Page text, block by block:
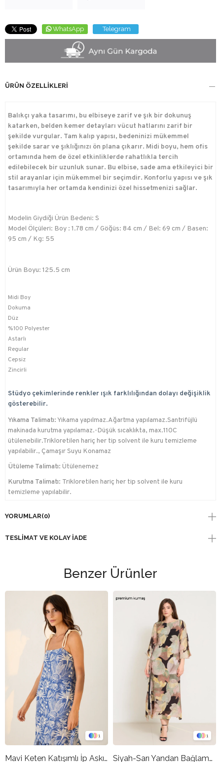
WhatsApp Telegram
ÜRÜN ÖZELLIKLERI
Balıkçı yaka tasarımı, bu elbiseye zarif ve şık bir dokunuş
katarken, belden kemer detayları vücut hatlarını zarif bir
şekilde vurgular. Tam kalıp yapısı, bedeninizi mükemmel
şekilde sarar ve şıklığınızı ön plana çıkarır. Midi boyu, hem ofis
ortamında hem de özel etkinliklerde rahatlıkla tercih
edilebilecek bir uzunluk sunar. Bu elbise, sade ama etkileyici bir
stil arayanlar için mükemmel bir seçimdir. Konforlu yapısı ve şık
tasarımıyla her ortamda kendinizi özel hissetmenizi sağlar.
Modelin Giydiği Ürün Bedeni: S
Model Ölçüleri: Boy : 1.78 cm / Göğüs: 84 cm / Bel: 69 cm / Basen:
95 cm / Kg: 55
Ürün Boyu: 125.5 cm
Midi Boy
Dokuma
Düz
%100 Polyester
Astarlı
Regular
Cepsiz
Zincirli
Stüdyo çekimlerinde renkler ışık farklılığından dolayı değişiklik
gösterebilir.
Yıkama Talimatı:Yıkama yapılmaz.Ağartma yapılamaz.Santrifüjlü
makinada kurutma yapılamaz.-Düşük sıcaklıkta, max.110C
ütülenebilir.Trikloretilen hariç her tip solvent ile kuru temizleme
yapılabilir., Çamaşır Suyu Konamaz
Ütüleme Talimatı: Ütülenemez
Kurutma Talimatı: Trikloretilen hariç her tip solvent ile kuru
temizleme yapılabilir.
YORUMLAR(0)
TESLIMAT VE KOLAY İADE
Benzer Ürünler
1
Mavi Keten Katışımlı İp Askılı Desenli Tam Kalıp Elbise
1
Siyah-Sarı Yandan Bağlamalı Yırtmaç Detaylı Truvakar Kol Desenli Elbise